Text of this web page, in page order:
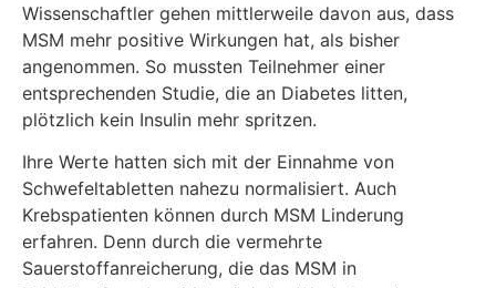
Wissenschaftler gehen mittlerweile davon aus, dass
MSM mehr positive Wirkungen hat, als bisher
angenommen. So mussten Teilnehmer einer
entsprechenden Studie, die an Diabetes litten,
plötzlich kein Insulin mehr spritzen.
Ihre Werte hatten sich mit der Einnahme von
Schwefeltabletten nahezu normalisiert. Auch
Krebspatienten können durch MSM Linderung
erfahren. Denn durch die vermehrte
Sauerstoffanreicherung, die das MSM in